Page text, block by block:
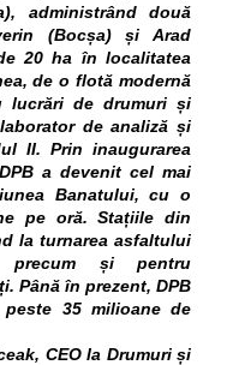
administrând două
(Bocșa) și Arad
20 ha în localitatea
de o flotă modernă
lucrări de drumuri și
de analiză și
II. Prin inaugurarea
a devenit cel mai
Banatului, cu o
pe oră. Stațiile din
la turnarea asfaltului
și pentru
Până în prezent, DPB
35 milioane de
CEO la Drumuri și